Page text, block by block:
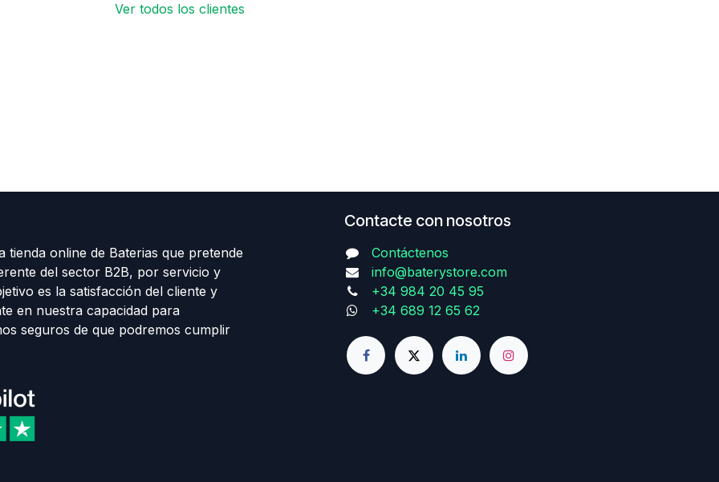
Ver todos los clientes
tienda online de Baterias que pretende
del sector B2B, por servicio y
es la satisfacción del cliente y
en nuestra capacidad para
seguros de que podremos cumplir
Contacte con nosotros
Contáctenos
info@baterystore.com
+34 984 20 45 95
+34 689 12 65 62